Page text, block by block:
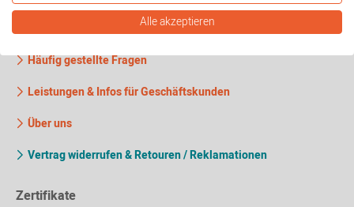
Häufig gestellte Fragen
Leistungen & Infos für Geschäftskunden
Über uns
Vertrag widerrufen & Retouren / Reklamationen
Zertifikate
Alle akzeptieren